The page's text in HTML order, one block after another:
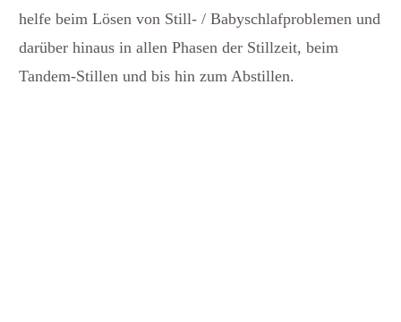
helfe beim Lösen von Still- / Babyschlafproblemen und
darüber hinaus in allen Phasen der Stillzeit, beim
Tandem-Stillen und bis hin zum Abstillen.